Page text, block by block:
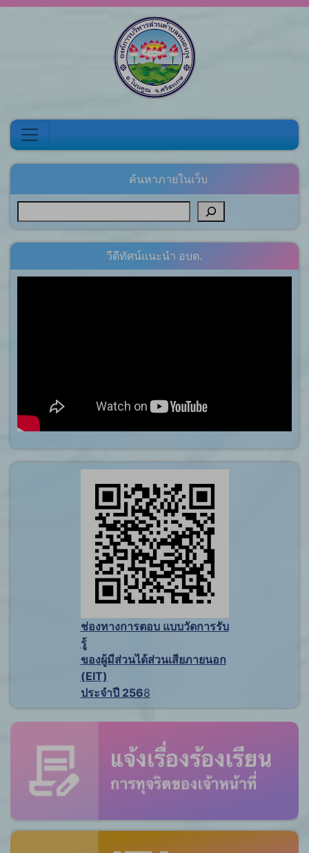
ค้นหาภายในเว็บ
วีดีทัศน์แนะนำ อบต.
ช่องทางการตอบ แบบวัดการรับ
รู้
ของผู้มีส่วนได้ส่วนเสียภายนอก
(EIT)
ประจำปี 2568